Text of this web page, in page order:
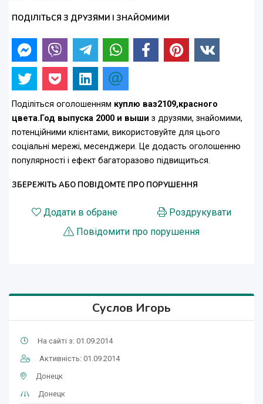
ПОДІЛІТЬСЯ З ДРУЗЯМИ І ЗНАЙОМИМИ
Поділіться оголошенням куплю ваз2109,красного
цвета.Год выпуска 2000 и выши з друзями, знайомими,
потенційними клієнтами, використовуйте для цього
соціальні мережі, месенджери. Це додасть оголошенню
популярності і ефект багаторазово підвищиться.
ЗБЕРЕЖІТЬ АБО ПОВІДОМТЕ ПРО ПОРУШЕННЯ
Додати в обране
Роздрукувати
Повідомити про порушення
Cуслов Игорь
На сайті з: 01.09.2014
Активність: 01.09.2014
Донецк
Донецк